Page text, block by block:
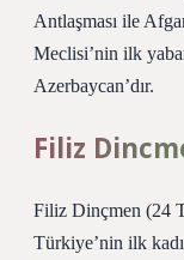
Antlaşması ile
Meclisi’nin ilk
Azerbaycan’dır.
Filiz
Filiz Dinçmen (24
Türkiye’nin ilk